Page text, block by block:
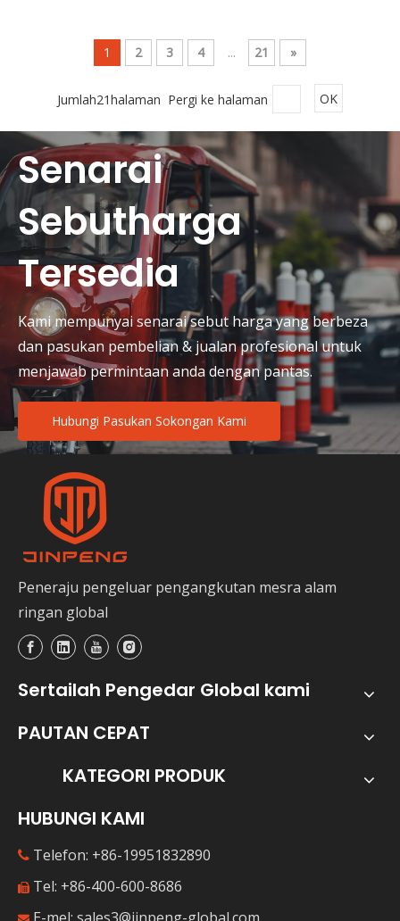
1 2 3 4 ... 21 »
Jumlah21halaman Pergi ke halaman OK
Senarai
Sebutharga
Tersedia
Kami mempunyai senarai sebut harga yang berbeza
dan pasukan pembelian & jualan profesional untuk
menjawab permintaan anda dengan pantas.
Hubungi Pasukan Sokongan Kami
Peneraju pengeluar pengangkutan mesra alam
ringan global
Sertailah Pengedar Global kami
PAUTAN CEPAT
KATEGORI PRODUK
HUBUNGI KAMI
 Telefon: +86-19951832890
 Tel: +86-400-600-8686